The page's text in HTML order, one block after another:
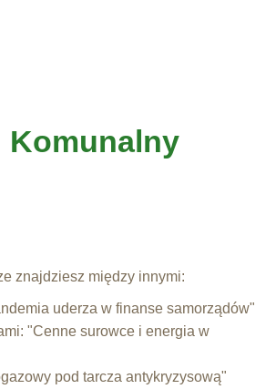
Komunalny
znajdziesz między innymi:
uderza w finanse samorządów"
"Cenne surowce i energia w
pod tarcza antykryzysową"